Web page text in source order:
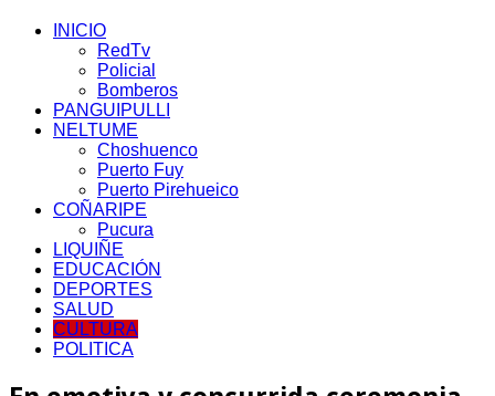
INICIO
RedTv
Policial
Bomberos
PANGUIPULLI
NELTUME
Choshuenco
Puerto Fuy
Puerto Pirehueico
COÑARIPE
Pucura
LIQUIÑE
EDUCACIÓN
DEPORTES
SALUD
CULTURA
POLITICA